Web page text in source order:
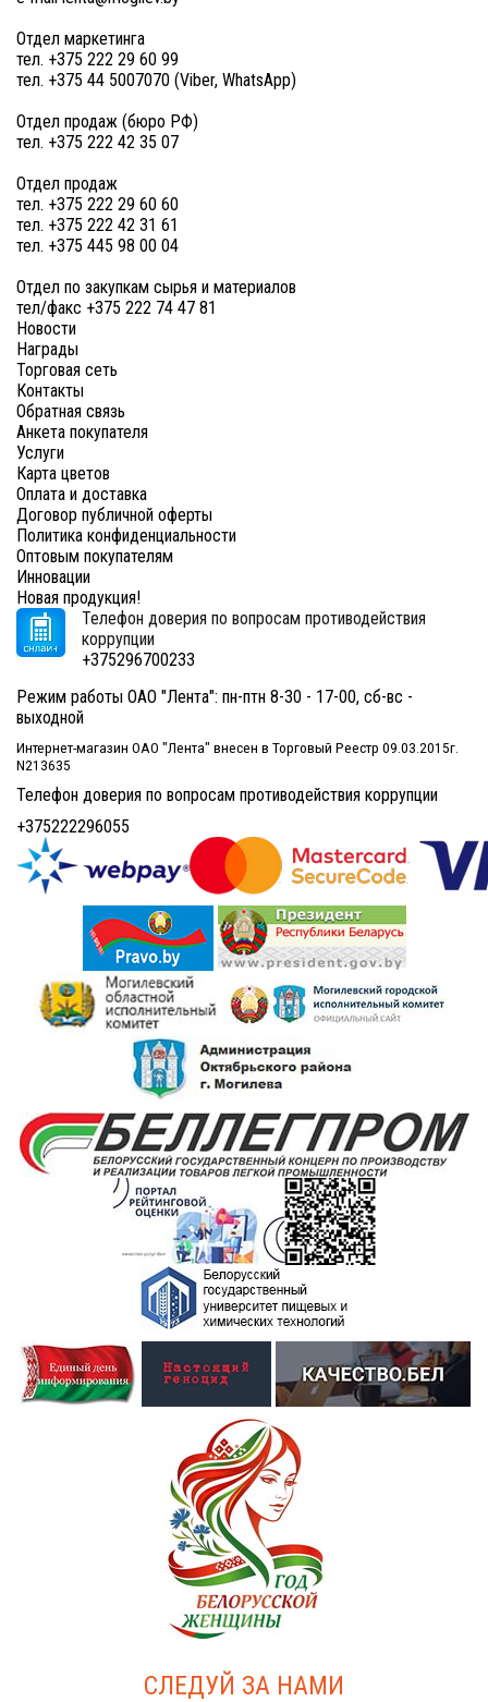
Отдел маркетинга
тел. +375 222 29 60 99
тел. +375 44 5007070 (Viber, WhatsApp)
Отдел продаж (бюро РФ)
тел. +375 222 42 35 07
Отдел продаж
тел. +375 222 29 60 60
тел. +375 222 42 31 61
тел. +375 445 98 00 04
Отдел по закупкам сырья и материалов
тел/факс +375 222 74 47 81
Новости
Награды
Торговая сеть
Контакты
Обратная связь
Анкета покупателя
Услуги
Карта цветов
Оплата и доставка
Договор публичной оферты
Политика конфиденциальности
Оптовым покупателям
Инновации
Новая продукция!
Телефон доверия по вопросам противодействия
коррупции
+375296700233
Режим работы ОАО "Лента": пн-птн 8-30 - 17-00, сб-вс -
выходной
Интернет-магазин ОАО "Лента" внесен в Торговый Реестр 09.03.2015г.
N213635
Телефон доверия по вопросам противодействия коррупции
+375222296055
СЛЕДУЙ ЗА НАМИ